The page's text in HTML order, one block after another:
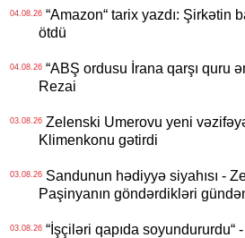
04.08.26“Amazon“ tarix yazdı: Şirkətin
ötdü
04.08.26“ABŞ ordusu İrana qarşı quru
Rezai
03.08.26Zelenski Umerovu yeni
Klimenkonu gətirdi
03.08.26Sandunun hədiyyə siyahısı -
Paşinyanın göndərdikləri
03.08.26“İşçiləri qapıda soyundururdu“